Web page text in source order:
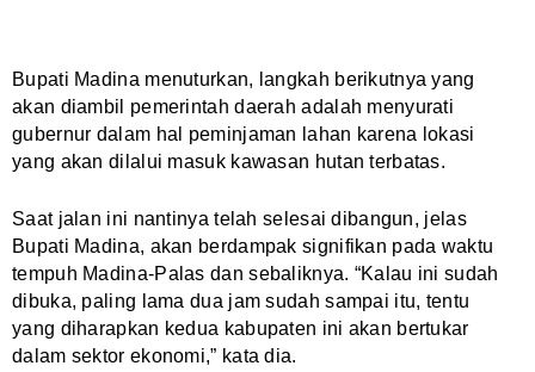
Bupati Madina menuturkan, langkah berikutnya yang
akan diambil pemerintah daerah adalah menyurati
gubernur dalam hal peminjaman lahan karena lokasi
yang akan dilalui masuk kawasan hutan terbatas.
Saat jalan ini nantinya telah selesai dibangun, jelas
Bupati Madina, akan berdampak signifikan pada waktu
tempuh Madina-Palas dan sebaliknya. “Kalau ini sudah
dibuka, paling lama dua jam sudah sampai itu, tentu
yang diharapkan kedua kabupaten ini akan bertukar
dalam sektor ekonomi,” kata dia.